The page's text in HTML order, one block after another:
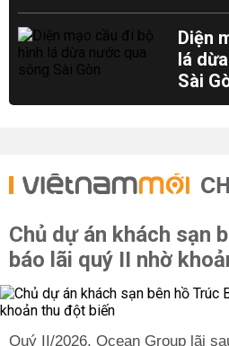
Diện
lá
Sài
Chủ dự án khách sạn
báo lãi quý II nhờ
Quý II/2026, Ocean Group lãi